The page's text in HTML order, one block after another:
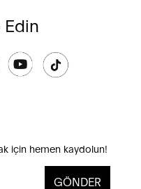
Edin
için hemen kaydolun!
GÖNDER